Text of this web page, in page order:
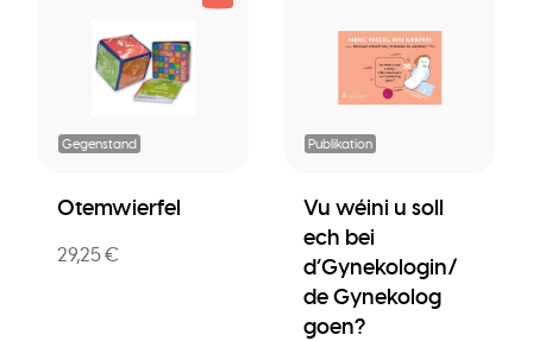
Gegenstand
Otemwierfel
29,25 €
Publikation
Vu wéini u soll
ech bei
d’Gynekologin/
de Gynekolog
goen?